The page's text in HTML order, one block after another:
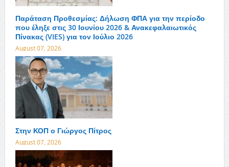
Παράταση Προθεσμίας: Δήλωση ΦΠΑ για την περίοδο
που έληξε στις 30 Ιουνίου 2026 & Ανακεφαλαιωτικός
Πίνακας (VIES) για τον Ιούλιο 2026
August 07, 2026
Στην ΚΟΠ ο Γιώργος Πίτρος
August 07, 2026